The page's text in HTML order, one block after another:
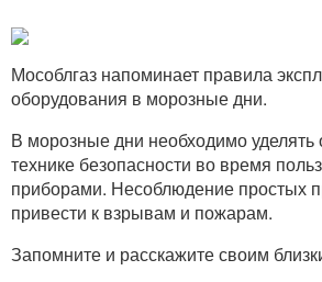
Мособлгаз напоминает правила
оборудования в морозные дни.
В морозные дни необходимо
технике безопасности во время
приборами. Несоблюдение простых
привести к взрывам и пожарам.
Запомните и расскажите своим